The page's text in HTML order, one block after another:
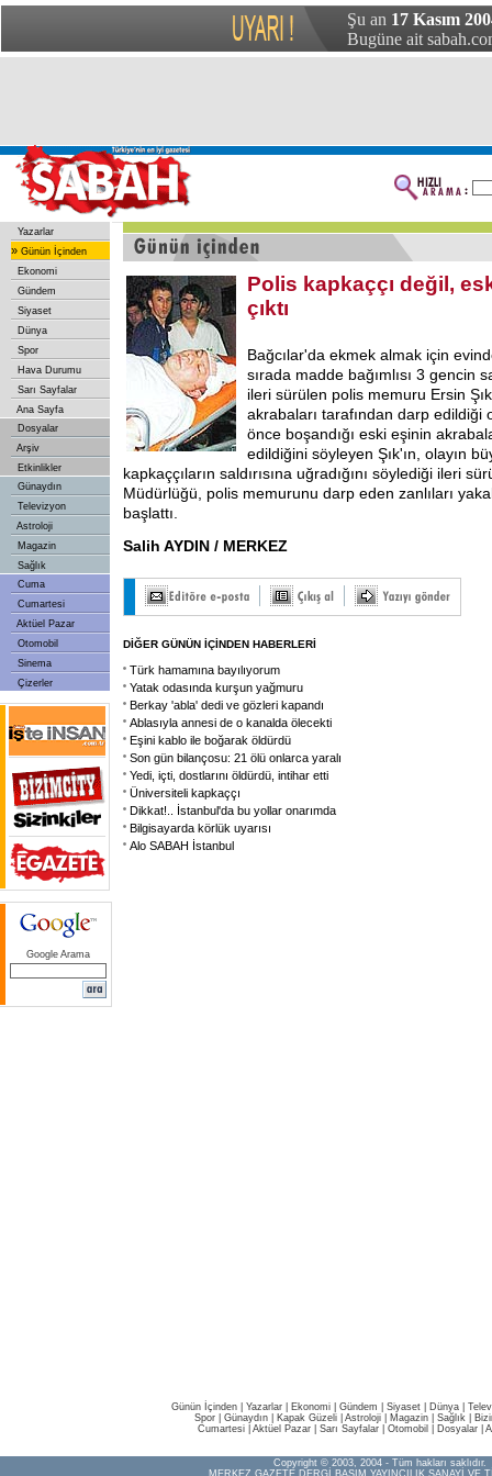
Şu an 17 Kasım
Bugüne ait
Yazarlar
» Günün İçinden
Ekonomi
Gündem
Siyaset
Dünya
Spor
Hava Durumu
Sarı Sayfalar
Ana Sayfa
Dosyalar
Arşiv
Etkinlikler
Günaydın
Televizyon
Astroloji
Magazin
Sağlık
Cuma
Cumartesi
Aktüel Pazar
Otomobil
Sinema
Çizerler
Google Arama
Polis kapkaççı değil,
çıktı
Bağcılar'da ekmek almak için
sırada madde bağımlısı 3 gencin
ileri sürülen polis memuru Ersin
akrabaları tarafından darp edildiği
önce boşandığı eski eşinin
edildiğini söyleyen Şık'ın, olayın
kapkaççıların saldırısına uğradığını söylediği ileri
Müdürlüğü, polis memurunu darp eden zanlıları
başlattı.
Salih AYDIN / MERKEZ
DİĞER GÜNÜN İÇİNDEN HABERLERİ
Türk hamamına bayılıyorum
Yatak odasında kurşun yağmuru
Berkay 'abla' dedi ve gözleri kapandı
Ablasıyla annesi de o kanalda ölecekti
Eşini kablo ile boğarak öldürdü
Son gün bilançosu: 21 ölü onlarca yaralı
Yedi, içti, dostlarını öldürdü, intihar etti
Üniversiteli kapkaççı
Dikkat!.. İstanbul'da bu yollar onarımda
Bilgisayarda körlük uyarısı
Alo SABAH İstanbul
Günün İçinden Yazarlar Ekonomi Gündem Siyaset Dünya |
Spor
Günaydın Kapak Güzeli Astroloji Magazin Sağlık
Cumartesi| Aktüel Pazar| Sarı Sayfalar| Otomobil Dosyalar|
Copyright © 2003, 2004 - Tüm hakları saklıdır.
MERKEZ GAZETE DERGİ BASIM YAYINCILIK SANAYİ VE